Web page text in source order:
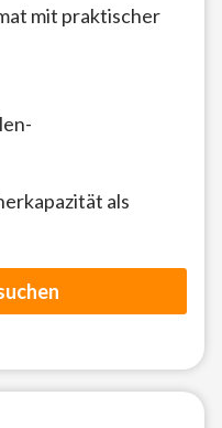
mit praktischer
als